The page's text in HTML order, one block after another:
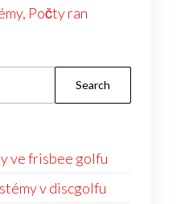
Počty ran
ve frisbee golfu
v discgolfu